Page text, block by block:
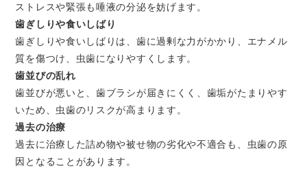
ストレスや緊張も唾液の分泌を妨げます。
歯ぎしりや食いしばり
歯ぎしりや食いしばりは、歯に過剰な力がかかり、エナメル
質を傷つけ、虫歯になりやすくします。
歯並びの乱れ
歯並びが悪いと、歯ブラシが届きにくく、歯垢がたまりやす
いため、虫歯のリスクが高まります。
過去の治療
過去に治療した詰め物や被せ物の劣化や不適合も、虫歯の原
因となることがあります。